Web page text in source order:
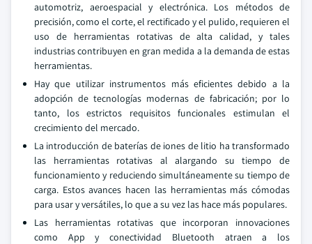
automotriz, aeroespacial y electrónica. Los métodos de
precisión, como el corte, el rectificado y el pulido, requieren el
uso de herramientas rotativas de alta calidad, y tales
industrias contribuyen en gran medida a la demanda de estas
herramientas.
Hay que utilizar instrumentos más eficientes debido a la
adopción de tecnologías modernas de fabricación; por lo
tanto, los estrictos requisitos funcionales estimulan el
crecimiento del mercado.
La introducción de baterías de iones de litio ha transformado
las herramientas rotativas al alargando su tiempo de
funcionamiento y reduciendo simultáneamente su tiempo de
carga. Estos avances hacen las herramientas más cómodas
para usar y versátiles, lo que a su vez las hace más populares.
Las herramientas rotativas que incorporan innovaciones
como App y conectividad Bluetooth atraen a los